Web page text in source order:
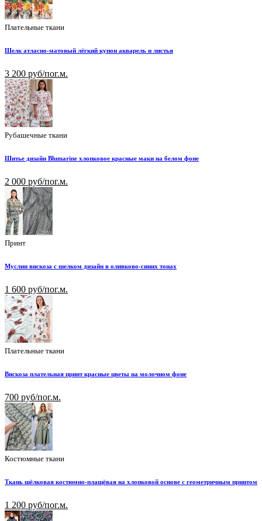
Плательные ткани
Шелк атласно-матовый лёгкий купон акварель и листья
3 200 руб/пог.м.
Рубашечные ткани
Шитье дизайн Blumarine хлопковое красные маки на белом фоне
2 000 руб/пог.м.
Принт
Муслин вискоза с шелком дизайн в оливково-синих тонах
1 600 руб/пог.м.
Плательные ткани
Вискоза плательная принт красные цветы на молочном фоне
700 руб/пог.м.
Костюмные ткани
Ткань шёлковая костюмно-плащёвая на хлопковой основе с геометричным принтом
1 200 руб/пог.м.